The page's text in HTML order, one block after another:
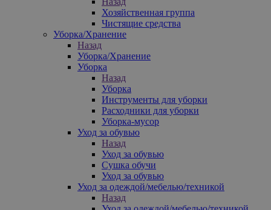
Хозяйственная группа
Чистящие средства
Уборка/Хранение
Назад
Уборка/Хранение
Уборка
Назад
Уборка
Инструменты для уборки
Расходники для уборки
Уборка-мусор
Уход за обувью
Назад
Уход за обувью
Сушка обучи
Уход за обувью
Уход за одеждой/мебелью/техникой
Назад